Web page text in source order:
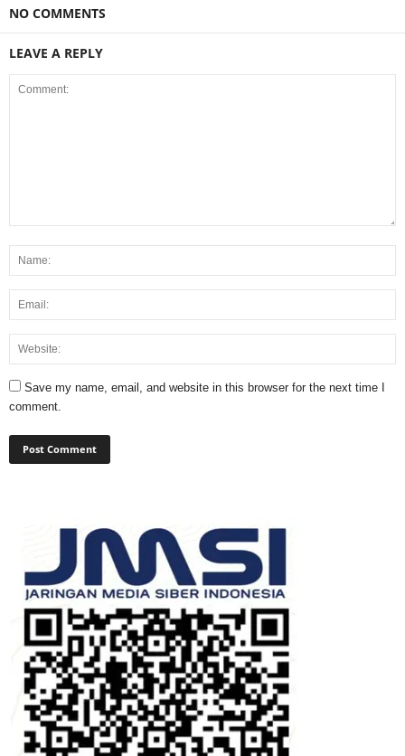
NO COMMENTS
LEAVE A REPLY
Save my name, email, and website in this browser for the next time I
comment.